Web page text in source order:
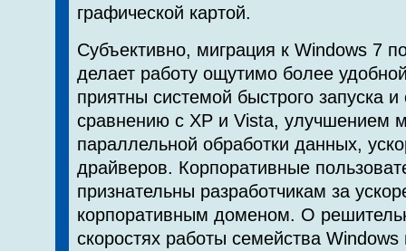
графической картой.
Субъективно, миграция к Windows 7
делает работу ощутимо более
приятны системой быстрого запуска и
сравнению с XP и Vista, улучшением
параллельной обработки данных,
драйверов. Корпоративные
признательны разработчикам за
корпоративным доменом. О
скоростях работы семейства Windows